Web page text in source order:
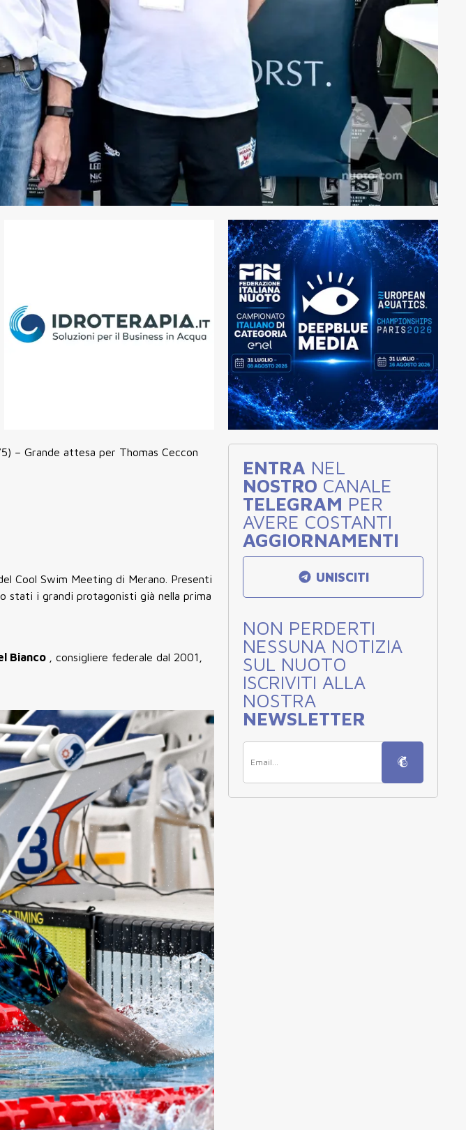
– Grande attesa per Thomas Ceccon
Cool Swim Meeting di Merano. Presenti
stati i grandi protagonisti già nella prima
Bianco
, consigliere federale dal 2001,
ENTRA NEL
NOSTRO CANALE
TELEGRAM PER
AVERE COSTANTI
AGGIORNAMENTI
UNISCITI
NON PERDERTI
NESSUNA NOTIZIA
SUL NUOTO
ISCRIVITI ALLA
NOSTRA
NEWSLETTER